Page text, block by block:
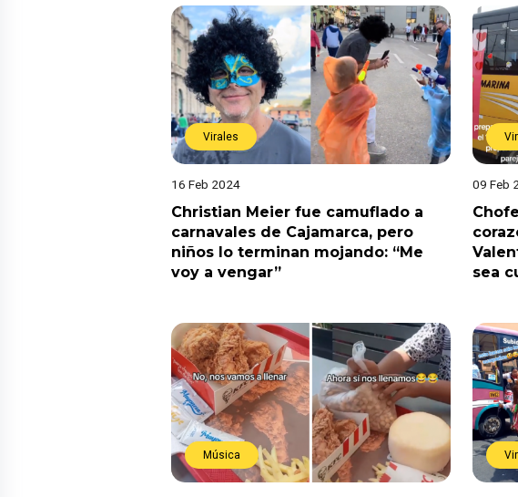
Virales
16 Feb 2024
Christian Meier fue camuflado a
carnavales de Cajamarca, pero
niños lo terminan mojando: “Me
voy a vengar”
09 Feb
sea
Música